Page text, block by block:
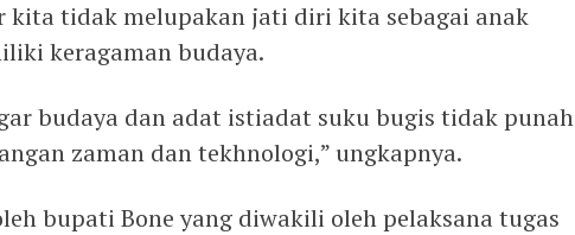
kita tidak melupakan jati diri kita sebagai anak
keragaman budaya.
budaya dan adat istiadat suku bugis tidak punah
zaman dan tekhnologi,” ungkapnya.
bupati Bone yang diwakili oleh pelaksana tugas